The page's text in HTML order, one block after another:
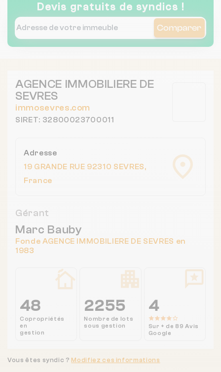
Devis gratuits de syndics !
Comparer
AGENCE IMMOBILIERE DE
SEVRES
immosevres.com
SIRET: 32800023700011
Adresse
19 GRANDE RUE 92310 SEVRES,
France
Gérant
Marc Bauby
Fonde AGENCE IMMOBILIERE DE SEVRES en
1983
48
Copropriétés
en
gestion
2255
Nombre de lots
sous gestion
4
Sur + de 89 Avis
Google
Vous êtes syndic ? Modifiez ces informations